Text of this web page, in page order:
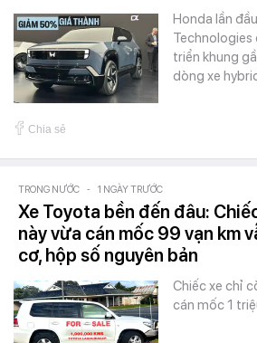
Honda lần
Technologies
triển khung
dòng xe
Chia sẻ
TRONG NƯỚC - 1 NGÀY TRƯỚC
Xe Toyota bền đến đâu:
này vừa cán mốc 99 vạn km
cơ, hộp số nguyên bản
Chiếc xe chỉ
cán mốc 1